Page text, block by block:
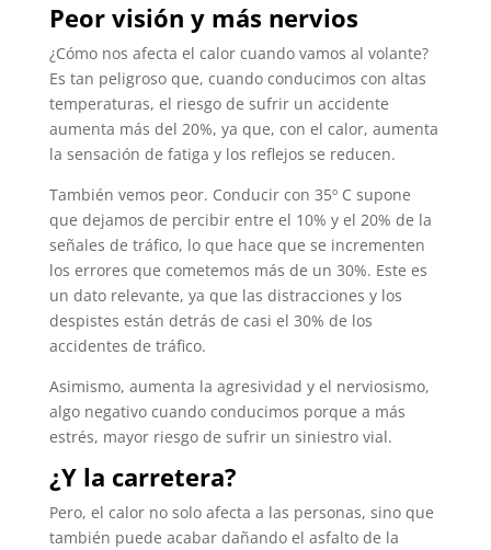
Peor visión y más nervios
¿Cómo nos afecta el calor cuando vamos al volante?
Es tan peligroso que, cuando conducimos con altas
temperaturas, el riesgo de sufrir un accidente
aumenta más del 20%, ya que, con el calor, aumenta
la sensación de fatiga y los reflejos se reducen.
También vemos peor. Conducir con 35º C supone
que dejamos de percibir entre el 10% y el 20% de la
señales de tráfico, lo que hace que se incrementen
los errores que cometemos más de un 30%. Este es
un dato relevante, ya que las distracciones y los
despistes están detrás de casi el 30% de los
accidentes de tráfico.
Asimismo, aumenta la agresividad y el nerviosismo,
algo negativo cuando conducimos porque a más
estrés, mayor riesgo de sufrir un siniestro vial.
¿Y la carretera?
Pero, el calor no solo afecta a las personas, sino que
también puede acabar dañando el asfalto de la